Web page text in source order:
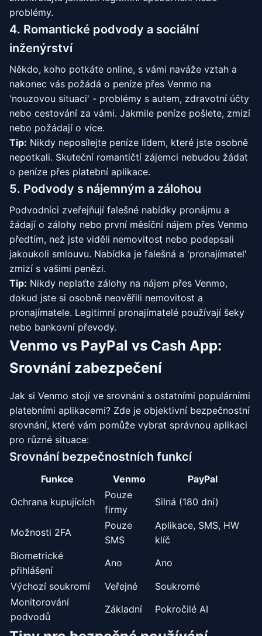
problémy.
4. Romantické podvody a sociální
inženýrství
Někdo, koho potkáte online, s vámi naváže vztah a
nakonec vás požádá o peníze přes Venmo na
'nouzovou situaci' - problémy s autem, zdravotní účty
nebo cestování za vámi. Jakmile peníze pošlete, zmizí
nebo požádají o více.
Tip: Nikdy neposílejte peníze lidem, které jste osobně
nepotkali. Skuteční romantičtí zájemci nebudou žádat
o peníze přes platební aplikace.
5. Podvody s nájemným a zálohou
Podvodníci zveřejňují falešné nabídky pronájmu a
žádají o zálohy nebo první měsíční nájem přes Venmo
předtím, než jste viděli nemovitost nebo podepsali
jakoukoli smlouvu. Nabídka je falešná a 'pronajímatel'
zmizí s vašimi penězi.
Tip: Nikdy neplaťte zálohy na nájem přes Venmo,
dokud jste si osobně neověřili nemovitost a
pronajímatele. Legitimní pronajímatelé používají šeky
nebo bankovní převody.
Venmo vs PayPal vs Cash App:
Srovnání zabezpečení
Jak si Venmo stojí ve srovnání s ostatními populárními
platebními aplikacemi? Zde je objektivní bezpečnostní
srovnání, které vám pomůže vybrat správnou aplikaci
pro různé situace:
Srovnání bezpečnostních funkcí
Funkce Venmo
PayPal
Ochrana kupujících
Pouze
firmy
Silná (180 dní)
Možnosti 2FA
Pouze
SMS
Aplikace, SMS, HW
klíč
Biometrické
přihlášení
Ano
Ano
Výchozí soukromí
Veřejné
Soukromé
Monitorování
podvodů
Základní Pokročilé AI